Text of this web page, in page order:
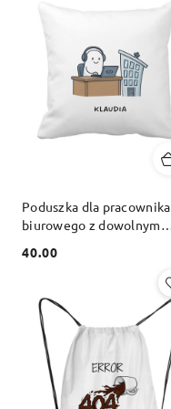
Poduszka dla pracownika
biurowego z dowolnym
Cena:
40.00